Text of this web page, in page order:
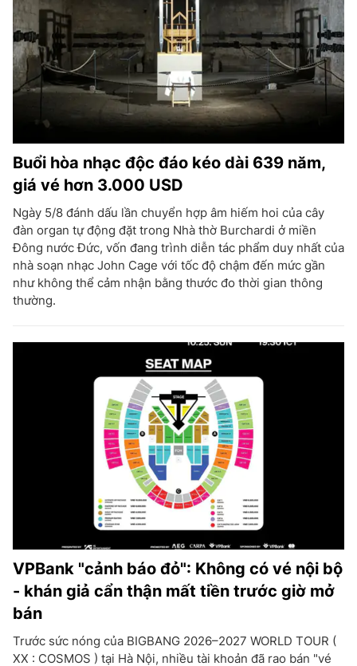
Buổi hòa nhạc độc đáo kéo dài 639 năm,
giá vé hơn 3.000 USD
Ngày 5/8 đánh dấu lần chuyển hợp âm hiếm hoi của cây
đàn organ tự động đặt trong Nhà thờ Burchardi ở miền
Đông nước Đức, vốn đang trình diễn tác phẩm duy nhất của
nhà soạn nhạc John Cage với tốc độ chậm đến mức gần
như không thể cảm nhận bằng thước đo thời gian thông
thường.
VPBank "cảnh báo đỏ": Không có vé nội bộ
- khán giả cẩn thận mất tiền trước giờ mở
bán
Trước sức nóng của BIGBANG 2026–2027 WORLD TOUR (
XX : COSMOS ) tại Hà Nội, nhiều tài khoản đã rao bán "vé